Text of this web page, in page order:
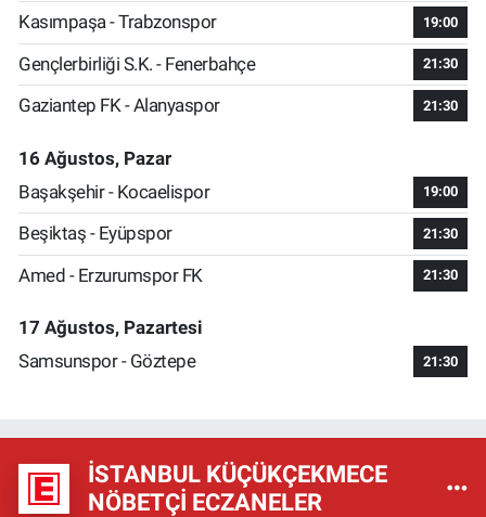
Kasımpaşa - Trabzonspor 19:00
Gençlerbirliği S.K. - Fenerbahçe 21:30
Gaziantep FK - Alanyaspor 21:30
16 Ağustos, Pazar
Başakşehir - Kocaelispor
19:00
Beşiktaş - Eyüpspor 21:30
Amed - Erzurumspor FK 21:30
17 Ağustos, Pazartesi
Samsunspor - Göztepe
21:30
İSTANBUL KÜÇÜKÇEKMECE
NÖBETÇI ECZANELER